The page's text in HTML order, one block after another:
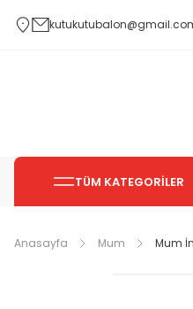
TÜM KATEGORİLER
Anasayfa Mum Mum